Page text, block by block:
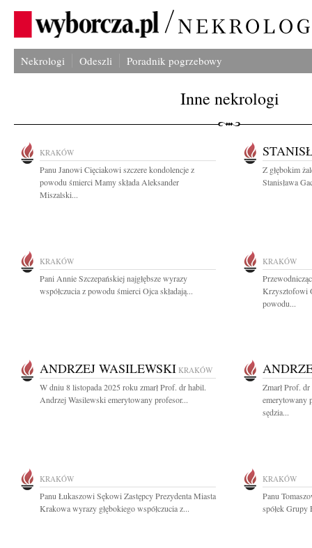
Nekrologi Odeszli Poradnik pogrzebowy
Inne nekrologi
KRAKÓW
Panu Janowi Cięciakowi szczere kondolencje z
powodu śmierci Mamy składa Aleksander
Miszalski...
Z głębokim
Stanisława
KRAKÓW
Pani Annie Szczepańskiej najgłębsze wyrazy
współczucia z powodu śmierci Ojca składają...
KRAKÓW
Krzysztofowi
powodu...
ANDRZEJ WASILEWSKI KRAKÓW
W dniu 8 listopada 2025 roku zmarł Prof. dr habil.
Andrzej Wasilewski emerytowany profesor...
Zmarł Prof.
emerytowany
sędzia...
KRAKÓW
Panu Łukaszowi Sękowi Zastępcy Prezydenta Miasta
Krakowa wyrazy głębokiego współczucia z...
KRAKÓW
Panu
spółek